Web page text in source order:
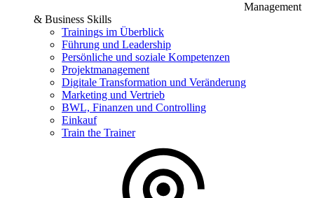
Management
& Business Skills
Trainings im Überblick
Führung und Leadership
Persönliche und soziale Kompetenzen
Projektmanagement
Digitale Transformation und Veränderung
Marketing und Vertrieb
BWL, Finanzen und Controlling
Einkauf
Train the Trainer